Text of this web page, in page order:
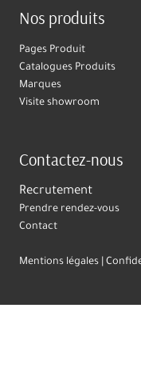
Nos produits
Pages Produit
Catalogues Produits
Marques
Visite showroom
Contactez-nous
Recrutement
Prendre rendez-vous
Contact
Mentions légales